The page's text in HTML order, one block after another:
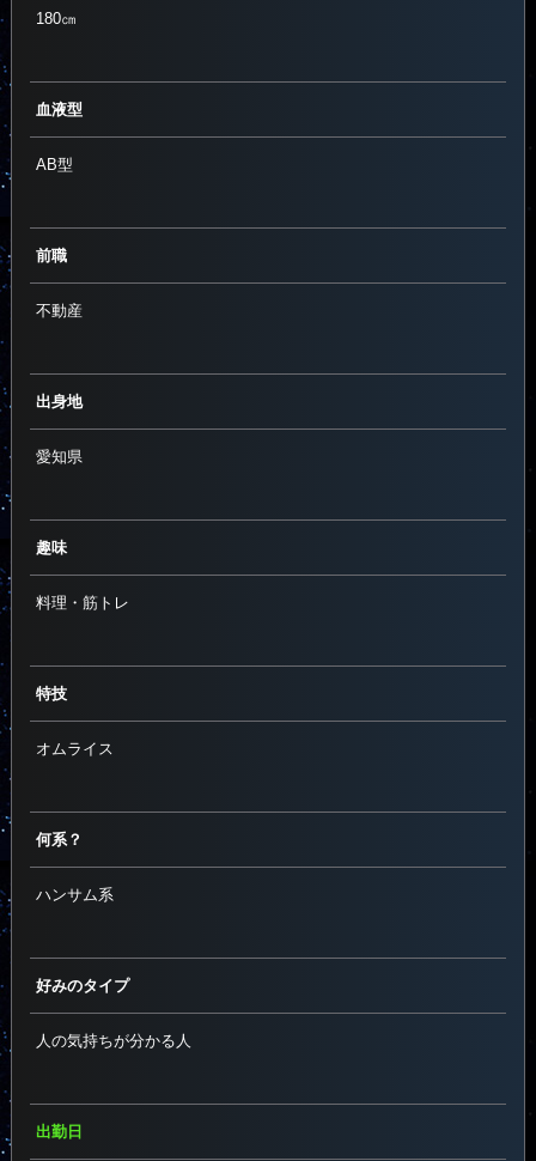
180㎝
血液型
AB型
前職
不動産
出身地
愛知県
趣味
料理・筋トレ
特技
オムライス
何系？
ハンサム系
好みのタイプ
人の気持ちが分かる人
出勤日